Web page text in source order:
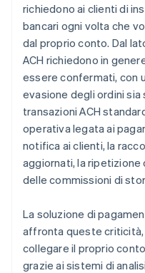
richiedono ai clienti di
bancari ogni volta che
dal proprio conto. Dal
ACH richiedono in
essere confermati, con
evasione degli ordini sia
transazioni ACH
operativa legata ai
notifica ai clienti, la
aggiornati, la
delle commissioni di
La soluzione di
affronta queste
collegare il proprio
grazie ai sistemi di